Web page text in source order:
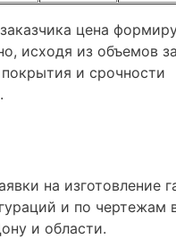
цена
исходя из объемов
и срочности
на изготовление
и по чертежам
и области.